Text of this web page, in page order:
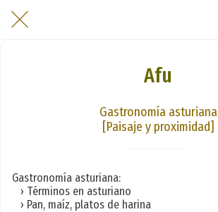
Afu
Gastronomía asturiana
[Paisaje y proximidad]
Gastronomía asturiana:
› Términos en asturiano
› Pan, maíz, platos de harina